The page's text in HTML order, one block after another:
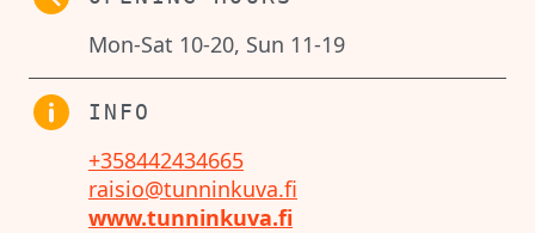
Mon-Sat 10-20, Sun 11-19
INFO
+358442434665
raisio@tunninkuva.fi
www.tunninkuva.fi